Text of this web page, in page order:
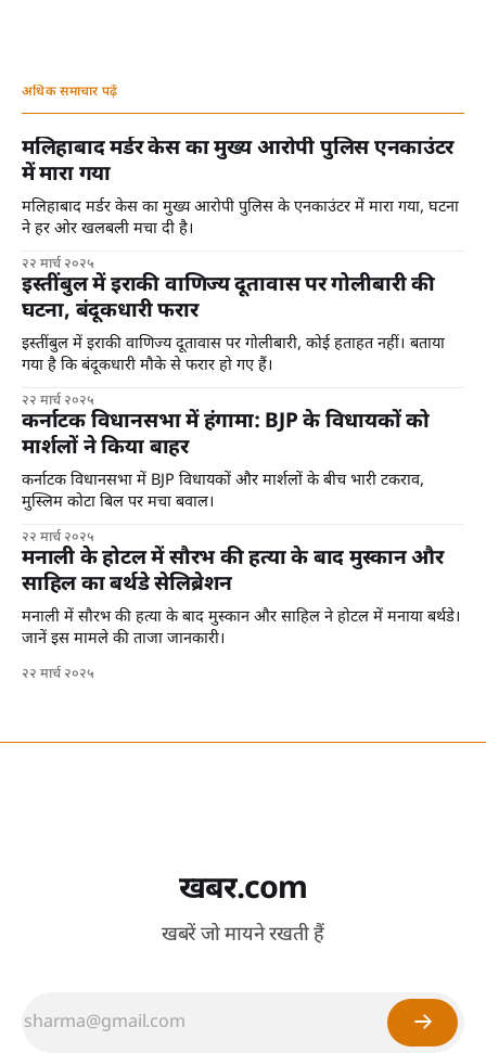
अधिक समाचार पढ़ें
मलिहाबाद मर्डर केस का मुख्य आरोपी पुलिस एनकाउंटर
में मारा गया
मलिहाबाद मर्डर केस का मुख्य आरोपी पुलिस के एनकाउंटर में मारा गया, घटना
ने हर ओर खलबली मचा दी है।
२२ मार्च २०२५
इस्तींबुल में इराकी वाणिज्य दूतावास पर गोलीबारी की
घटना, बंदूकधारी फरार
इस्तींबुल में इराकी वाणिज्य दूतावास पर गोलीबारी, कोई हताहत नहीं। बताया
गया है कि बंदूकधारी मौके से फरार हो गए हैं।
२२ मार्च २०२५
कर्नाटक विधानसभा में हंगामा: BJP के विधायकों को
मार्शलों ने किया बाहर
कर्नाटक विधानसभा में BJP विधायकों और मार्शलों के बीच भारी टकराव,
मुस्लिम कोटा बिल पर मचा बवाल।
२२ मार्च २०२५
मनाली के होटल में सौरभ की हत्या के बाद मुस्कान और
साहिल का बर्थडे सेलिब्रेशन
मनाली में सौरभ की हत्या के बाद मुस्कान और साहिल ने होटल में मनाया बर्थडे।
जानें इस मामले की ताजा जानकारी।
२२ मार्च २०२५
खबर.com
खबरें जो मायने रखती हैं